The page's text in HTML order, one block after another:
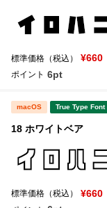
標準価格（税込） ¥660
ポイント 6pt
macOS True Type Font
18 ホワイトベア
標準価格（税込） ¥660